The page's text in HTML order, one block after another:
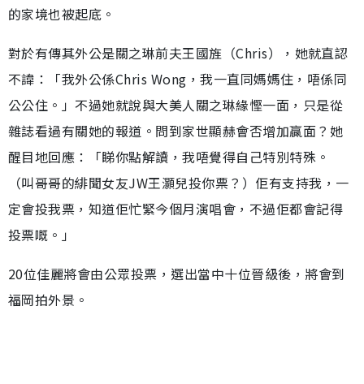
的家境也被起底。
對於有傳其外公是關之琳前夫王國旌（Chris），她就直認
不諱：「我外公係Chris Wong，我一直同媽媽住，唔係同
公公住。」不過她就說與大美人關之琳緣慳一面，只是從
雜誌看過有關她的報道。問到家世顯赫會否增加贏面？她
醒目地回應：「睇你點解讀，我唔覺得自己特別特殊。
（叫哥哥的緋聞女友JW王灝兒投你票？）佢有支持我，一
定會投我票，知道佢忙緊今個月演唱會，不過佢都會記得
投票嘅。」
20位佳麗將會由公眾投票，選出當中十位晉級後，將會到
福岡拍外景。